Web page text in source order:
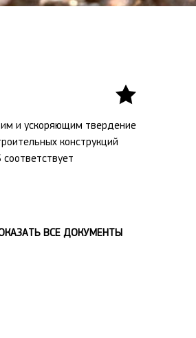
и ускоряющим твердение
конструкций
ВСЕ ДОКУМЕНТЫ